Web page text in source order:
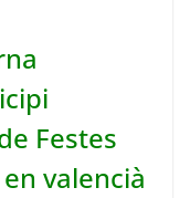
Festes
valencià